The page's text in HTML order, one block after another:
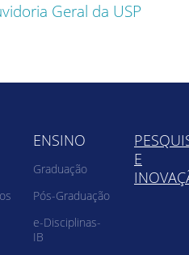
Geral da USP
ENSINO
Graduação
Pós-Graduação
e-Disciplinas-
IB
E